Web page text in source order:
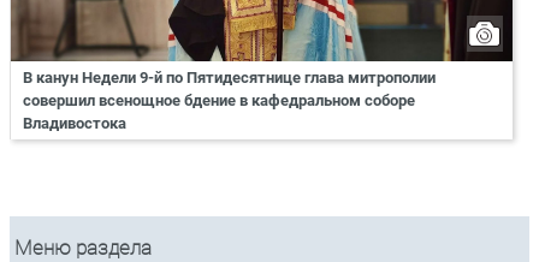
В канун Недели 9-й по Пятидесятнице глава митрополии
совершил всенощное бдение в кафедральном соборе
Владивостока
Меню раздела